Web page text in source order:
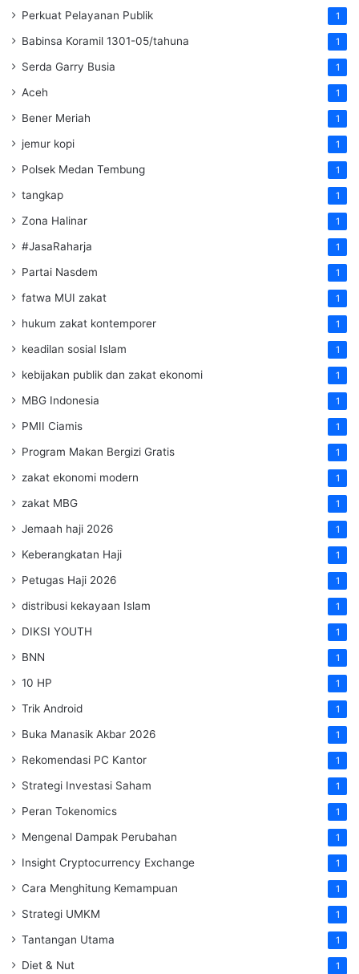
Perkuat Pelayanan Publik 1
Babinsa Koramil 1301-05/tahuna 1
Serda Garry Busia 1
Aceh 1
Bener Meriah 1
jemur kopi 1
Polsek Medan Tembung 1
tangkap 1
Zona Halinar 1
#JasaRaharja 1
Partai Nasdem 1
fatwa MUI zakat 1
hukum zakat kontemporer 1
keadilan sosial Islam 1
kebijakan publik dan zakat ekonomi 1
MBG Indonesia 1
PMII Ciamis 1
Program Makan Bergizi Gratis 1
zakat ekonomi modern 1
zakat MBG 1
Jemaah haji 2026 1
Keberangkatan Haji 1
Petugas Haji 2026 1
distribusi kekayaan Islam 1
DIKSI YOUTH 1
BNN 1
10 HP 1
Trik Android 1
Buka Manasik Akbar 2026 1
Rekomendasi PC Kantor 1
Strategi Investasi Saham 1
Peran Tokenomics 1
Mengenal Dampak Perubahan 1
Insight Cryptocurrency Exchange 1
Cara Menghitung Kemampuan 1
Strategi UMKM 1
Tantangan Utama 1
Diet & Nut 1